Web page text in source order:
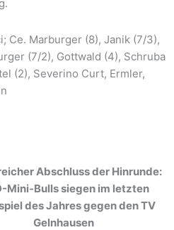
Ce. Marburger (8), Janik (7/3),
(7/2), Gottwald (4), Schruba
(2), Severino Curt, Ermler,
Abschluss der Hinrunde:
Mini-Bulls siegen im letzten
des Jahres gegen den TV
Gelnhausen